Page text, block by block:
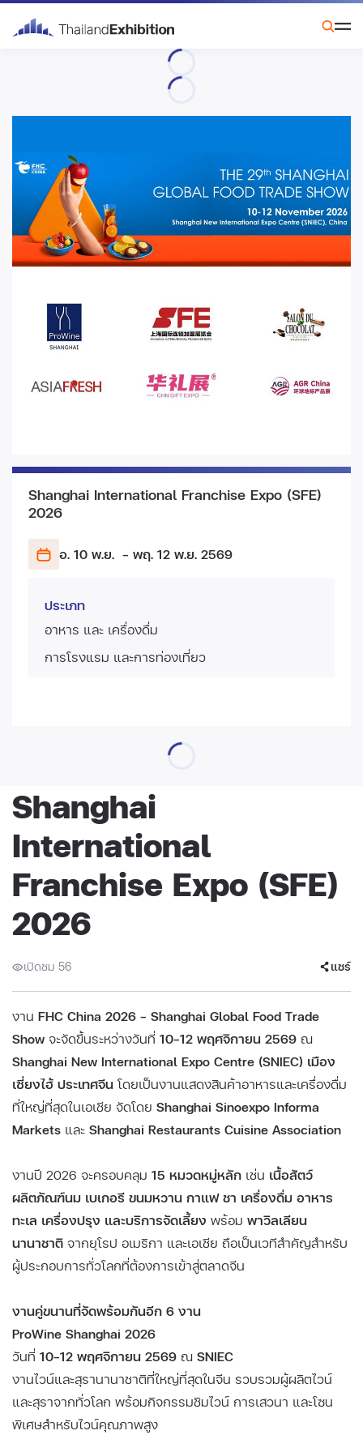
Shanghai International Franchise Expo (SFE)
2026
อ. 10 พ.ย. - พฤ. 12 พ.ย. 2569
ประเภท
อาหาร และ เครื่องดื่ม
การโรงแรม และการท่องเที่ยว
Shanghai
International
Franchise Expo (SFE)
2026
เปิดชม 56 แชร์
งาน FHC China 2026 – Shanghai Global Food Trade
Show จะจัดขึ้นระหว่างวันที่ 10–12 พฤศจิกายน 2569 ณ
Shanghai New International Expo Centre (SNIEC) เมือง
เซี่ยงไฮ้ ประเทศจีน โดยเป็นงานแสดงสินค้าอาหารและเครื่องดื่ม
ที่ใหญ่ที่สุดในเอเชีย จัดโดย Shanghai Sinoexpo Informa
Markets และ Shanghai Restaurants Cuisine Association
งานปี 2026 จะครอบคลุม 15 หมวดหมู่หลัก เช่น เนื้อสัตว์
ผลิตภัณฑ์นม เบเกอรี ขนมหวาน กาแฟ ชา เครื่องดื่ม อาหาร
ทะเล เครื่องปรุง และบริการจัดเลี้ยง พร้อม พาวิลเลียน
นานาชาติ จากยุโรป อเมริกา และเอเชีย ถือเป็นเวทีสำคัญสำหรับ
ผู้ประกอบการทั่วโลกที่ต้องการเข้าสู่ตลาดจีน
งานคู่ขนานที่จัดพร้อมกันอีก 6 งาน
ProWine Shanghai 2026
วันที่ 10–12 พฤศจิกายน 2569 ณ SNIEC
งานไวน์และสุรานานาชาติที่ใหญ่ที่สุดในจีน รวบรวมผู้ผลิตไวน์
และสุราจากทั่วโลก พร้อมกิจกรรมชิมไวน์ การเสวนา และโซน
พิเศษสำหรับไวน์คุณภาพสูง